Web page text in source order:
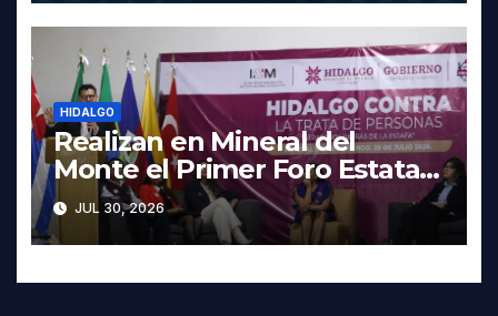
HIDALGO
Realizan en Mineral del
Monte el Primer Foro Estatal
contra la Trata de Personas
JUL 30, 2026